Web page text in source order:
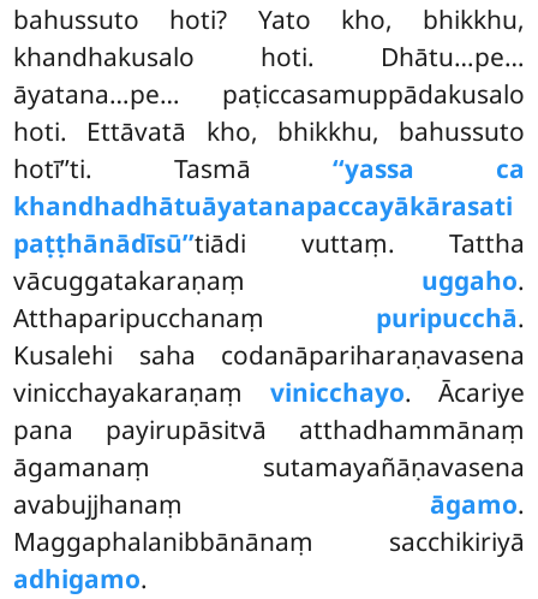
bahussuto hoti? Yato kho, bhikkhu,
khandhakusalo hoti. Dhātu…pe…
āyatana…pe… paṭiccasamuppādakusalo
hoti. Ettāvatā kho, bhikkhu, bahussuto
hotī’’ti. Tasmā ‘‘yassa ca
khandhadhātuāyatanapaccayākārasati
paṭṭhānādīsū’’tiādi vuttaṃ. Tattha
vācuggatakaraṇaṃ uggaho.
Atthaparipucchanaṃ puripucchā.
Kusalehi saha codanāpariharaṇavasena
vinicchayakaraṇaṃ vinicchayo. Ācariye
pana payirupāsitvā atthadhammānaṃ
āgamanaṃ sutamayañāṇavasena
avabujjhanaṃ āgamo.
Maggaphalanibbānānaṃ sacchikiriyā
adhigamo.